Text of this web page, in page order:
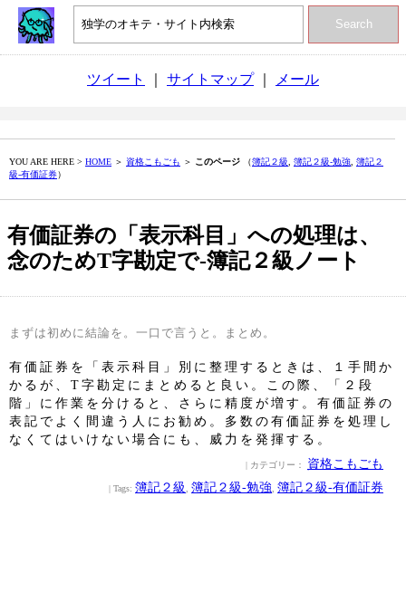
Search
ツイート サイトマップ｜ メール
YOU ARE HERE > HOME ＞ 資格こもごも ＞ このページ （簿記２級 簿記２級‐勉強 簿記２
級‐有価証券）
有価証券の「表示科目」への処理は、
念のためT字勘定で‐簿記２級ノート
まずは初めに結論を。一口で言うと。まとめ。
有価証券を「表示科目」別に整理するときは、１手間か
かるが、T字勘定にまとめると良い。この際、「２段
階」に作業を分けると、さらに精度が増す。有価証券の
表記でよく間違う人にお勧め。多数の有価証券を処理し
なくてはいけない場合にも、威力を発揮する。
| カテゴリー： 資格こもごも
| Tags: 簿記２級 簿記２級‐勉強 簿記２級‐有価証券